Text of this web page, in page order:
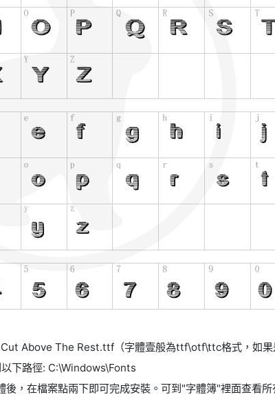
Cut Above The Rest.ttf（字體壹般為ttf\otf\ttc格式，如
下路徑: C:\Windows\Fonts
後，在檔案點兩下即可完成安裝。可到"字體簿"裡面查看